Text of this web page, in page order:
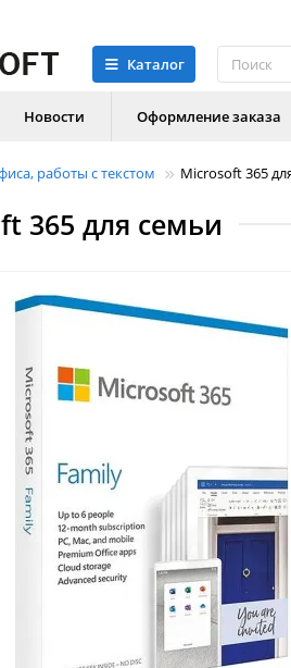
Каталог
Новости Оформление заказа
работы с текстом Microsoft 365
365 для семьи